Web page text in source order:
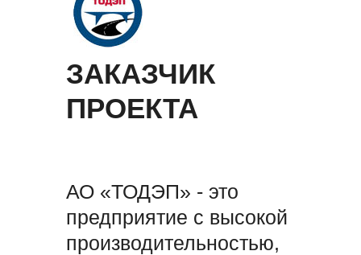
ЗАКАЗЧИК
ПРОЕКТА
АО «ТОДЭП» - это
предприятие с высокой
производительностью,